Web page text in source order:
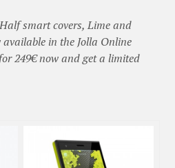
smart covers, Lime and
in the Jolla Online
249€ now and get a limited